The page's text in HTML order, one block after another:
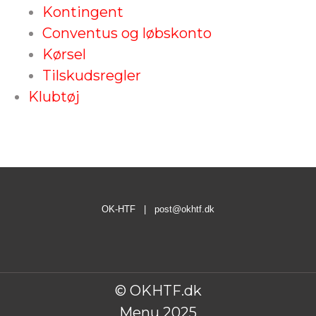
Kontingent
Conventus og løbskonto
Kørsel
Tilskudsregler
Klubtøj
OK-HTF | post@okhtf.dk
© OKHTF.dk